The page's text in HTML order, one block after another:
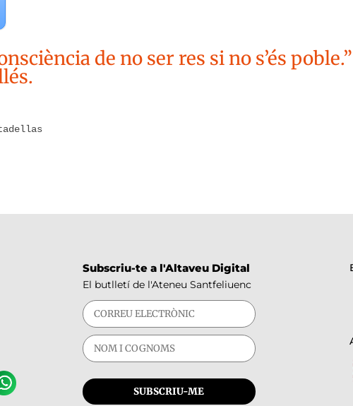
de no ser res si no s’és poble.”
Subscriu-te a l'Altaveu Digital
El butlletí de l'Ateneu Santfeliuenc